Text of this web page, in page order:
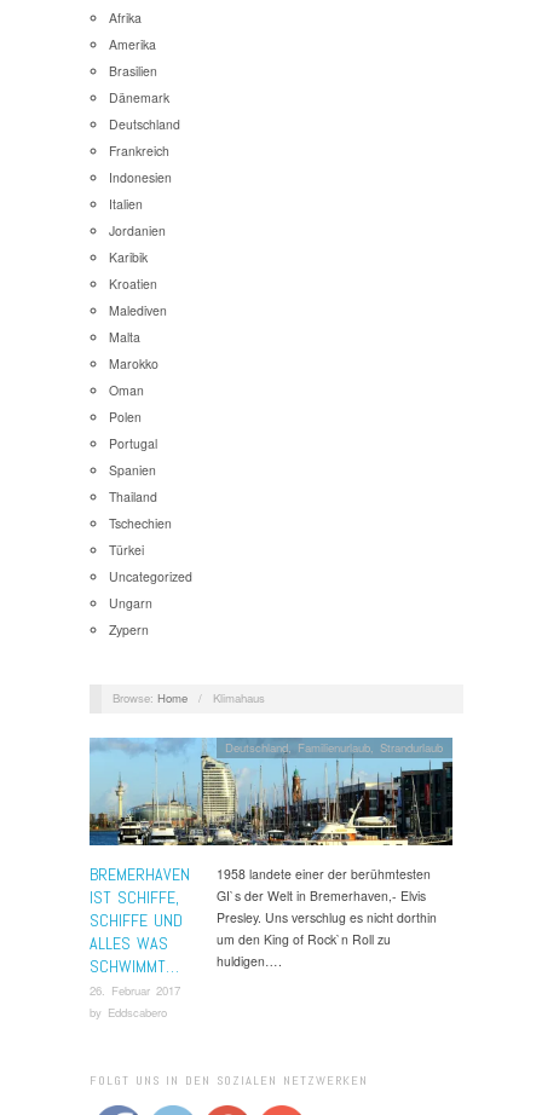
Afrika
Amerika
Brasilien
Dänemark
Deutschland
Frankreich
Indonesien
Italien
Jordanien
Karibik
Kroatien
Malediven
Malta
Marokko
Oman
Polen
Portugal
Spanien
Thailand
Tschechien
Türkei
Uncategorized
Ungarn
Zypern
Browse: Home / Klimahaus
BREMERHAVEN
IST SCHIFFE,
SCHIFFE UND
ALLES WAS
SCHWIMMT…
26. Februar 2017
by Eddscabero
Deutschland, Familienurlaub,Strandurlaub
1958 landete einer der berühmtesten
GI`s der Welt in Bremerhaven,- Elvis
Presley. Uns verschlug es nicht dorthin
um den King of Rock`n Roll zu
huldigen….
FOLGT UNS IN DEN SOZIALEN NETZWERKEN